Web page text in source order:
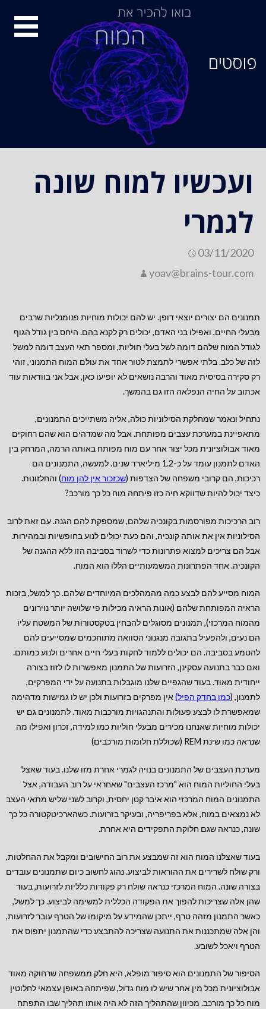
פוסטים
ועכשיו למוח שונה
לגמרי
03/11/2020
yoav@brains-tour.com
תמנונים הם יצורים יוצאי דופן. יש להם יכולות מוחיות פנומנליות שרבים
מבעלי החיים, ואפילו בני האדם, יכולים רק לקנא בהם. היחס בין גודל הגוף
לגודל המוח שלהם דומה לשל בעלי חוליות, ומספר תאי העצב דומה למשל
לזה של כלב. בלתי אפשרי לתמצת לטור אחד את עולם המוח התמנוני, זוהי
רק סקירה בסיסית מאוד והרבה נושאים לא יופיעו כאן, אבל אני בוודאות עוד
אכתוב על החיה הנפלאה הזו גם בהמשך.
נתחיל ונאמר שמחלקת הסילוניות כולה, אליה משתייכים התמנונים,
מתאפיינת במערכת עצבים מפותחת. אבל מה שמדהים הוא שהם רחוקים
מאוד אבולוציונית מכל יצור אחר עם מוח מפותח באותה הרמה, המרחק בין
האדם לתמנון עומד על כ-1.2 מיליארד שנים. למעשה, התמנונים הם
רכיכות, הם קרובי משפחה של הצדפות (שכזכור אין להן מוח) והחלזונות.
כיצד יכול להיות שדווקא חיה כזו פיתחה מוח כל כך מורכב?
רוב הרכיכות מפורסמות בקונכיה שלהם, שמספקת להם הגנה. עם זאת לרוב
הסילוניות אין את אותה קונכיה, והם כעת יכולים לנוע בחופשיות ובמהירות.
אבל הם צריכים למצוא פתרונות כדי לשרוד בסביבה הזו ללא ההגנה של
הקונכיה. אחד הפתרונות המשמעותיים הללו הוא המוח.
המוח מסייע להם לבצע כמה מהמהלכים המיוחדים שלהם. כך למשל, בזכות
הראיה המפותחת שלהם (אונות הראיה מכילות פי שלושה יותר נוירונים
מהמוח המרכזי), תמנונים מסוגלים להבחין בטקסטורות של המשטח עליו
הם נעים, ולהפעיל בתגובה מנגנוני הסוואה מתוחכמים שמסייעים להם
להטמע בסביבה. הם יכולים ללמוד לחקות בעלי חיים אחרים ולנוע כמותם.
ואם כבר בתנועה עסקינן, הזרועות של התמנון מאפשרות לו לזוז בצורה
ייחודית מאוד. בעוד שהגפיים שלנו מוגבלות בתנועה על ידי המפרקים,
לתמנון, (כמו בחדק הפיל) אין מפרקים בזרועות ולכן יש לו גמישות מדהימה
שמאפשרת לו לבצע פעולות והתנהגויות מורכבות מאוד. לתמנונים גם יש
יכולות מוחיות שאנחנו מכירים מבעלי חוליות כמו למידה, זכרון ואפילו מה
שנראה כמו שינת REM (שכוללת חלומות מורכבים)
מערכת העצבים של התמנונים בנויה לגמרי אחרת מזו שלנו. בעוד שאצל
בעלי החוליות המוח הוא "מרכז העצבים" שאחראי על רוב העבודה, אצל
התמנונים המוח המרכזי הוא איבר קטן יחסית, וקרוב לשני שליש מתאי העצב
לא נמצאים במוח, אלא בפריפריה, ובעיקר בזרועות. כשהארכיטקטורה כל כך
שונה, כנראה שגם חלוקת התפקידים היא אחרת.
בעוד שאצלנו המוח הוא זה שמבצע את רוב החישובים ומקבל את ההחלטות,
ורק שולח לשרירים את ההוראות לביצוע. נהוג לחשוב כיום שתמנונים עובדים
בצורה שונה. המוח המרכזי כנראה שולח רק פקודות כלליות לזרועות, בעוד
שהן אלה שצריכות להפוך את הפקודה הכללית למשימה לביצוע. כך למשל,
כאשר התמנון מזהה טרף, ייתכן שהמידע על מיקומו של הטרף עובר לזרועות,
והן אלה שמתכננות את התנועה שצריכה להתבצע כדי שהתמנון יתפוס את
הטרף ויאכל לשובע.
הסיפור של התמנונים הוא סיפור מופלא, היא חלק ממשפחה שרחוקה מאוד
אבולוציונית מכל מין אחר שיש לו מוח גדול, שפיתחה באופן עצמאי לחלוטין
מוח כל כך מורכב. מכיוון שהתהליך הזה לא היה אותו תהליך שבו התפתח